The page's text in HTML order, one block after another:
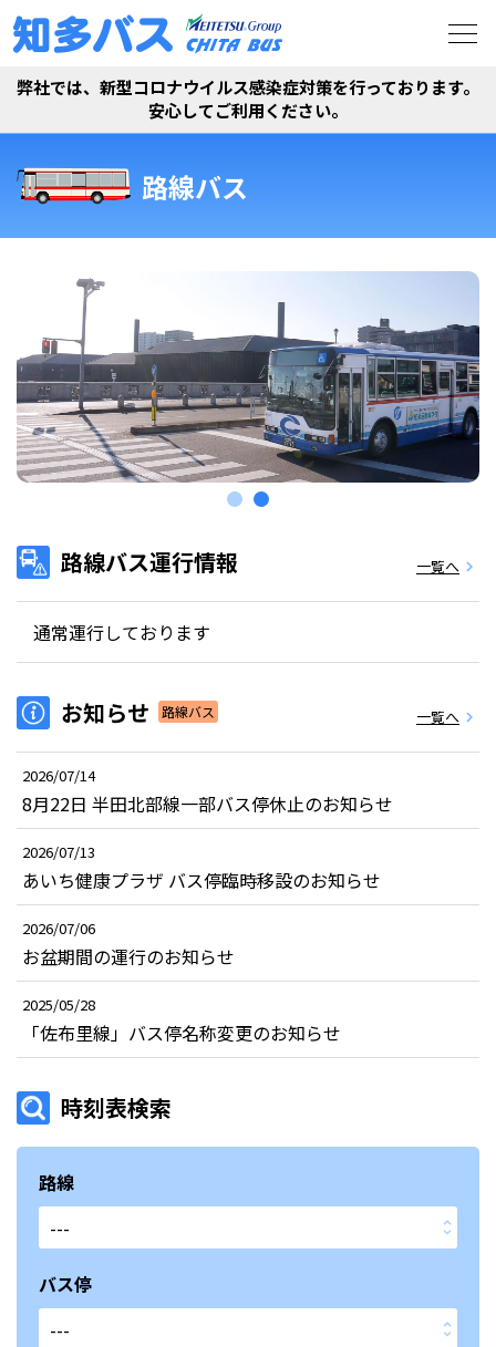
弊社では、新型コロナウイルス感染症対策を行っております。
安心してご利用ください。
路線バス
路線バス運行情報 一覧へ chevron_right
通常運行しております
お知らせ 路線バス 一覧へ chevron_right
2026/07/14
8月22日 半田北部線一部バス停休止のお知らせ
2026/07/13
あいち健康プラザ バス停臨時移設のお知らせ
2026/07/06
お盆期間の運行のお知らせ
2025/05/28
「佐布里線」バス停名称変更のお知らせ
時刻表検索
路線
バス停